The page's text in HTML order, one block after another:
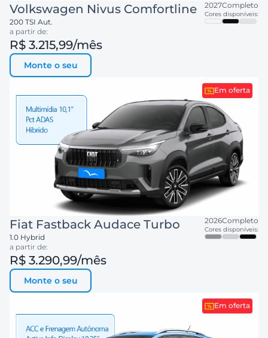
Volkswagen Nivus Comfortline
200 TSI Aut.
2027Completo
Cores disponíveis:
a partir de:
R$ 3.215,99/mês
Monte o seu
Em oferta
Fiat Fastback Audace Turbo
1.0 Hybrid
2026Completo
Cores disponíveis:
a partir de:
R$ 3.290,99/mês
Monte o seu
Em oferta